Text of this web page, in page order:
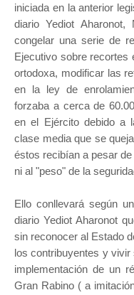
iniciada en la anterior
diario Yediot
congelar una serie de
Ejecutivo sobre recortes
ortodoxa, modificar las
en la ley de
forzaba a cerca de
en el Ejército debido a
clase media que se
éstos recibían a pesar
ni al "peso" de la
Ello conllevará según
diario Yediot Aharonot
sin reconocer al Estado
los contribuyentes y vivir
implementación de un
Gran Rabino ( a